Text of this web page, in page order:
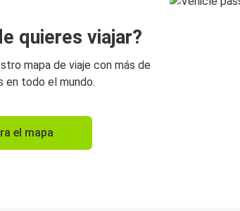
quieres viajar?
mapa de viaje con más de
en todo el mundo.
el mapa